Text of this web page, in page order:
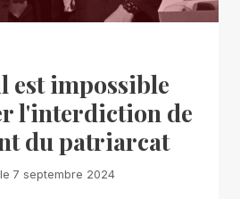
est impossible
l'interdiction de
du patriarcat
7 septembre 2024